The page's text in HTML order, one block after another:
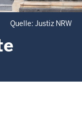
Quelle: Justiz NRW